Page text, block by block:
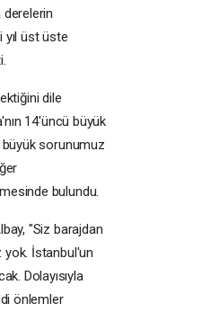
derelerin
yıl üst üste
dile
14'üncü büyük
büyük sorunumuz
bulundu.
"Siz barajdan
yok. İstanbul'un
Dolayısıyla
önlemler